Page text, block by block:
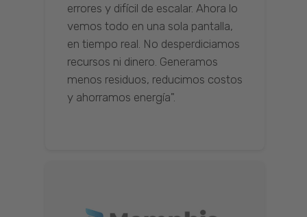
errores y difícil de escalar. Ahora lo
vemos todo en una sola pantalla,
en tiempo real. No desperdiciamos
recursos ni dinero. Generamos
menos residuos, reducimos costos
y ahorramos energía".